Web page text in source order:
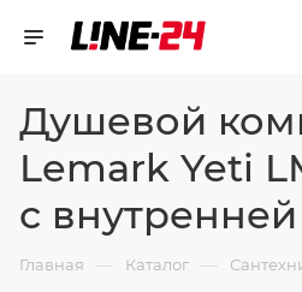
Душевой
Lemark Yeti
с
Главная — Каталог —